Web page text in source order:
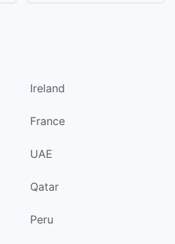
Ireland
France
UAE
Qatar
Peru